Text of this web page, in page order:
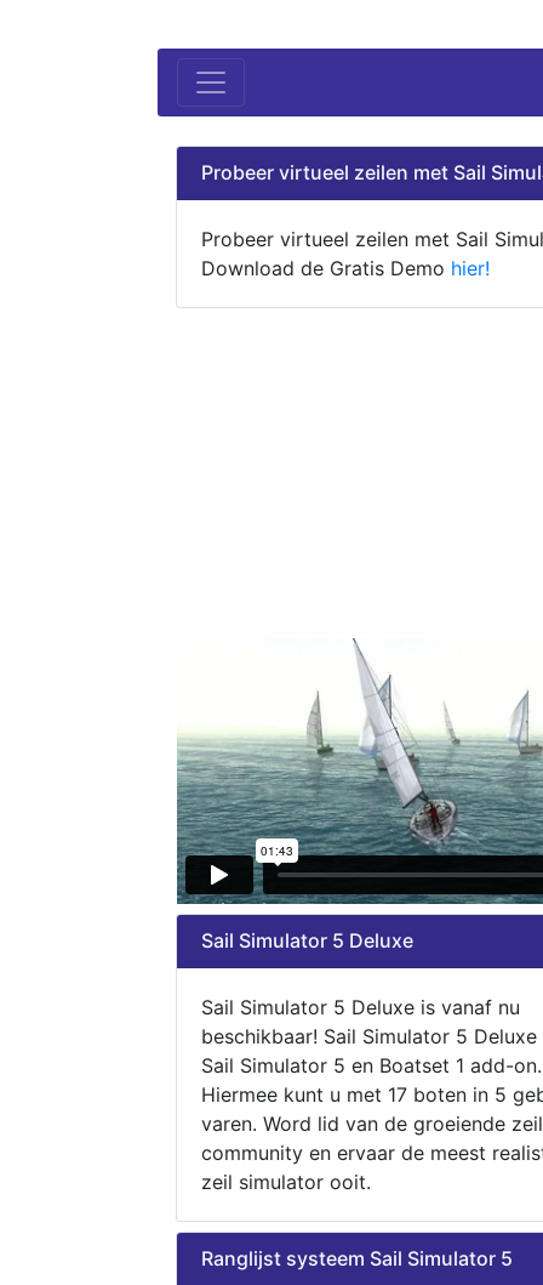
Probeer virtueel zeilen met Sail
Probeer virtueel zeilen met Sail
Download de Gratis Demo hier!
Sail Simulator 5 Deluxe
Sail Simulator 5 Deluxe is vanaf nu
beschikbaar! Sail Simulator 5
Sail Simulator 5 en Boatset 1 add-on.
Hiermee kunt u met 17 boten in 5
varen. Word lid van de groeiende zeil
community en ervaar de meest
zeil simulator ooit.
Ranglijst systeem Sail Simulator 5